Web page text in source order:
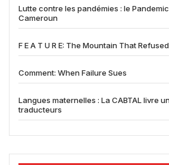
Lutte contre les pandémies : le
Cameroun
F E A T U R E: The Mountain That
Comment: When Failure Sues
Langues maternelles : La CABTAL livre
traducteurs